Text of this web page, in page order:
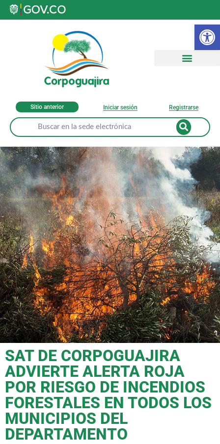
Sitio anterior Iniciar sesión Registrarse
SAT DE CORPOGUAJIRA
ADVIERTE ALERTA ROJA
POR RIESGO DE INCENDIOS
FORESTALES EN TODOS LOS
MUNICIPIOS DEL
DEPARTAMENTO